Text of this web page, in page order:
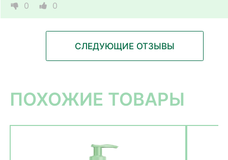
0 0
СЛЕДУЮЩИЕ ОТЗЫВЫ
ПОХОЖИЕ ТОВАРЫ